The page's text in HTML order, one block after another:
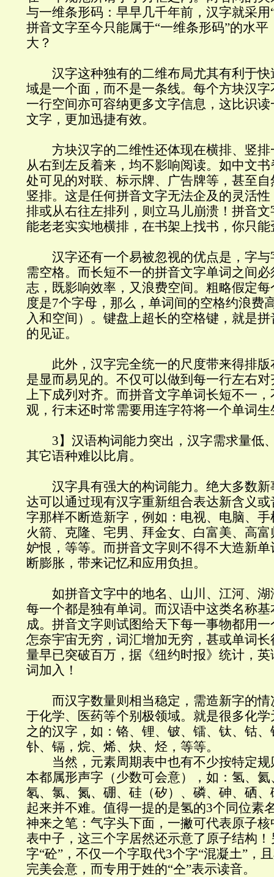
与一维条形码：早早几千年前，汉字就采用
拼音文字至今只能属于“一维条形码”的水
大？
汉字这种独有的二维布局尤其有利于快
域是一个面，而不是一条线。每个方块汉
一行空间亦可容纳更多文字信息，这比识
文字，更加迅捷有效。
方块汉字的二维性还体现在横排、竖排
从右到左反着来，均不影响阅读。如中文
处可见的对联、标示牌、广告牌等，甚至
竖排。这是任何拼音文字无法企及的灵活
排或从右往左排列，则立马儿崩溃！拼音
能老老实实地横排，在书架上找书，你只
汉字还有一个易被忽视的优点是，字与
需空格。而长短不一的拼音文字单词之间
志，既影响效率，又浪费空间。粗略假定
度是7个字母，那么，单词间的空格约浪费
入和空间）。键盘上超长的空格键，就是
的见证。
此外，汉字完全统一的尺度带来得排版
是显而易见的。不仅可以做到每一行左右
上下成列对齐。而拼音文字单词长短不一
观，行末还时常需要用连字符将一个单词
3】汉语构词能力突出，汉字需求量低
其它语种难以比肩。
汉字具有强大的构词能力。绝大多数新
达可以通过现有汉字重新组合表达新含义
字那样不断造新字，例如：电视、电脑、
火箭、克隆、宅男、拜金女、白富美、高
妒恨，等等。而拼音文字则不得不大造新
断膨胀，带来记忆和应用负担。
如拼音文字中的地名、山川、江河、湖
每一个都是独有单词。而汉语中这类名称
成。拼音文字则试图给天下每一事物都用
怎奈宇宙无穷，词汇增加无穷，甚或单词
量早已突破百万，据《纽约时报》统计，
词加入！
而汉字数量则相当稳定，需造新字的情
于化学、医药等个别极领域。就是很多化
之的汉字，如：铬、锂、铍、镭、钛、钴
钋、镉，烷、烯、炔、烃，等等。
当然，元素周期表中也有不少按特定规
本都属形声字（少数可会意），如：氢、
氡、氯、氮、硼、硅（矽）、磷、砷、硒
起来并不难。值得一提的是氢的3个同位素
神来之笔：气字头下面，一撇可代表原子
表中子，这三个字居然还示意了原子结构
字“砼”，不仅一个字取代3个字“混凝土”，
完美会意，而专用于姓的“仝”表示读音。